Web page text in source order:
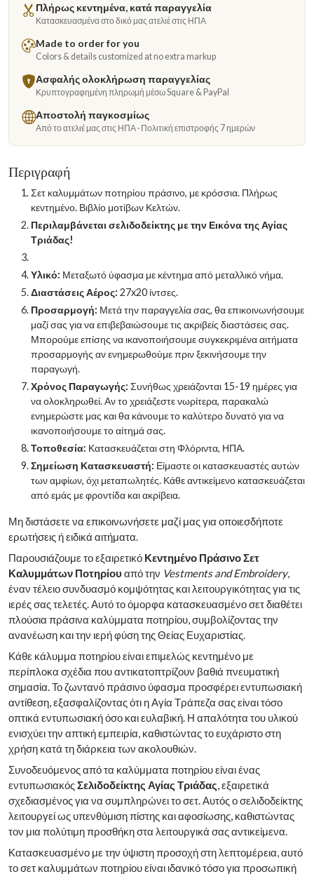
Πλήρως κεντημένα, κατά παραγγελία
Κατασκευασμένα στο δικό μας ατελιέ στις ΗΠΑ
Made to order for you
Colors & details customized at no extra markup
Ασφαλής ολοκλήρωση παραγγελίας
Κρυπτογραφημένη πληρωμή μέσω Square & PayPal
Αποστολή παγκοσμίως
Από το ατελιέ μας στις ΗΠΑ · Πολιτική επιστροφής 7 ημερών
Περιγραφή
Σετ καλυμμάτων ποτηρίου πράσινο, με κρόσσια. Πλήρως
κεντημένο. Βιβλίο μοτίβων Κελτών.
Περιλαμβάνεται σελιδοδείκτης με την Εικόνα της Αγίας
Τριάδας!
Υλικό: Μεταξωτό ύφασμα με κέντημα από μεταλλικό νήμα.
Διαστάσεις Αέρος: 27x20 ίντσες.
Προσαρμογή: Μετά την παραγγελία σας, θα επικοινωνήσουμε
μαζί σας για να επιβεβαιώσουμε τις ακριβείς διαστάσεις σας.
Μπορούμε επίσης να ικανοποιήσουμε συγκεκριμένα αιτήματα
προσαρμογής αν ενημερωθούμε πριν ξεκινήσουμε την
παραγωγή.
Χρόνος Παραγωγής: Συνήθως χρειάζονται 15-19 ημέρες για
να ολοκληρωθεί. Αν το χρειάζεστε νωρίτερα, παρακαλώ
ενημερώστε μας και θα κάνουμε το καλύτερο δυνατό για να
ικανοποιήσουμε το αίτημά σας.
Τοποθεσία: Κατασκευάζεται στη Φλόριντα, ΗΠΑ.
Σημείωση Κατασκευαστή: Είμαστε οι κατασκευαστές αυτών
των αμφίων, όχι μεταπωλητές. Κάθε αντικείμενο κατασκευάζεται
από εμάς με φροντίδα και ακρίβεια.
Μη διστάσετε να επικοινωνήσετε μαζί μας για οποιεσδήποτε
ερωτήσεις ή ειδικά αιτήματα.
Παρουσιάζουμε το εξαιρετικό Κεντημένο Πράσινο Σετ
Καλυμμάτων Ποτηρίου από την Vestments and Embroidery,
έναν τέλειο συνδυασμό κομψότητας και λειτουργικότητας για τις
ιερές σας τελετές. Αυτό το όμορφα κατασκευασμένο σετ διαθέτει
πλούσια πράσινα καλύμματα ποτηρίου, συμβολίζοντας την
ανανέωση και την ιερή φύση της Θείας Ευχαριστίας.
Κάθε κάλυμμα ποτηρίου είναι επιμελώς κεντημένο με
περίπλοκα σχέδια που αντικατοπτρίζουν βαθιά πνευματική
σημασία. Το ζωντανό πράσινο ύφασμα προσφέρει εντυπωσιακή
αντίθεση, εξασφαλίζοντας ότι η Αγία Τράπεζα σας είναι τόσο
οπτικά εντυπωσιακή όσο και ευλαβική. Η απαλότητα του υλικού
ενισχύει την απτική εμπειρία, καθιστώντας το ευχάριστο στη
χρήση κατά τη διάρκεια των ακολουθιών.
Συνοδευόμενος από τα καλύμματα ποτηρίου είναι ένας
εντυπωσιακόςΣελιδοδείκτης Αγίας Τριάδας, εξαιρετικά
σχεδιασμένος για να συμπληρώνει το σετ. Αυτός ο σελιδοδείκτης
λειτουργεί ως υπενθύμιση πίστης και αφοσίωσης, καθιστώντας
τον μια πολύτιμη προσθήκη στα λειτουργικά σας αντικείμενα.
Κατασκευασμένο με την ύψιστη προσοχή στη λεπτομέρεια, αυτό
το σετ καλυμμάτων ποτηρίου είναι ιδανικό τόσο για προσωπική